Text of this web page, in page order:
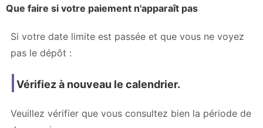
Que faire si votre paiement n'apparaît pas
Si votre date limite est passée et que vous ne voyez
pas le dépôt :
Vérifiez à nouveau le calendrier.
Veuillez vérifier que vous consultez bien la période de